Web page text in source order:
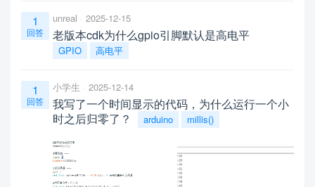
1
回答
unreal 2025-12-15
老版本cdk为什么gpio引脚默认是高电平
GPIO 高电平
1
回答
小学生 2025-12-14
我写了一个时间显示的代码，为什么运行一个小
时之后归零了？
arduino millis()